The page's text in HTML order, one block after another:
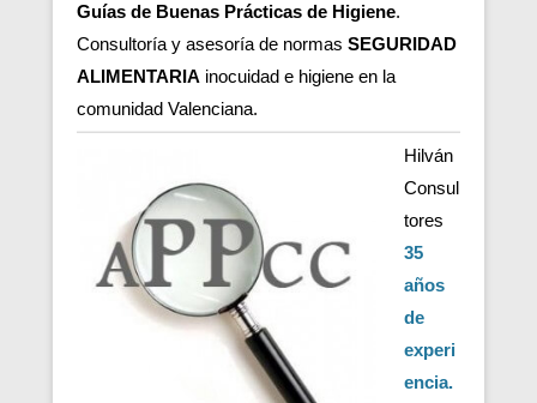
Guías de Buenas Prácticas de Higiene.
Consultoría y asesoría de normas SEGURIDAD
ALIMENTARIA inocuidad e higiene en la
comunidad Valenciana.
Hilván
Consul
tores
35
años
de
experi
encia.